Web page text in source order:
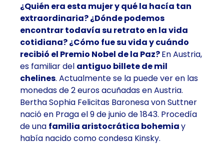
¿Quién era esta mujer y qué la hacía tan
extraordinaria? ¿Dónde podemos
encontrar todavía su retrato en la vida
cotidiana? ¿Cómo fue su vida y cuándo
recibió el Premio Nobel de la Paz?En Austria,
es familiar del antiguo billete de mil
chelines. Actualmente se la puede ver en las
monedas de 2 eurosacuñadas en Austria.
Bertha Sophia Felicitas Baronesa von Suttner
nació en Praga el 9 de junio de 1843. Procedía
de una familia aristocrática bohemiay
había nacido como condesa Kinsky.